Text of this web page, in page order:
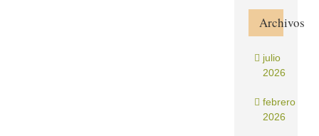
Archivos
julio
2026
febrero
2026